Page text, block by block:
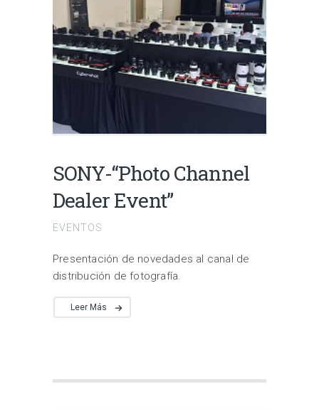
SONY-“Photo Channel
Dealer Event”
EVENTOS
Presentación de novedades al canal de
distribución de fotografía.
Leer Más